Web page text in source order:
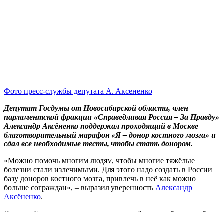
Фото пресс-службы депутата А. Аксененко
Депутат Госдумы от Новосибирской области, член
парламентской фракции «Справедливая Россия – За Правду»
Александр Аксёненко поддержал проходящий в Москве
благотворительный марафон «Я – донор костного мозга» и
сдал все необходимые тесты, чтобы стать донором.
«Можно помочь многим людям, чтобы многие тяжёлые
болезни стали излечимыми. Для этого надо создать в России
базу доноров костного мозга, привлечь в неё как можно
больше сограждан», – выразил уверенность Александр
Аксёненко.